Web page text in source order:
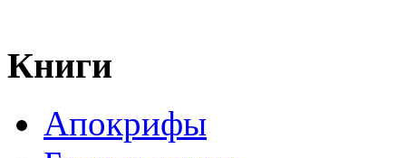
Книги
Апокрифы